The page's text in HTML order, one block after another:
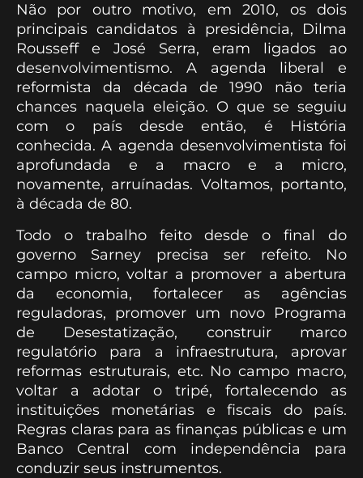
Não por outro motivo, em 2010, os dois
principais candidatos à presidência, Dilma
Rousseff e José Serra, eram ligados ao
desenvolvimentismo. A agenda liberal e
reformista da década de 1990 não teria
chances naquela eleição. O que se seguiu
com o país desde então, é História
conhecida. A agenda desenvolvimentista foi
aprofundada e a macro e a micro,
novamente, arruínadas. Voltamos, portanto,
à década de 80.
Todo o trabalho feito desde o final do
governo Sarney precisa ser refeito. No
campo micro, voltar a promover a abertura
da economia, fortalecer as agências
reguladoras, promover um novo Programa
de Desestatização, construir marco
regulatório para a infraestrutura, aprovar
reformas estruturais, etc. No campo macro,
voltar a adotar o tripé, fortalecendo as
instituições monetárias e fiscais do país.
Regras claras para as finanças públicas e um
Banco Central com independência para
conduzir seus instrumentos.